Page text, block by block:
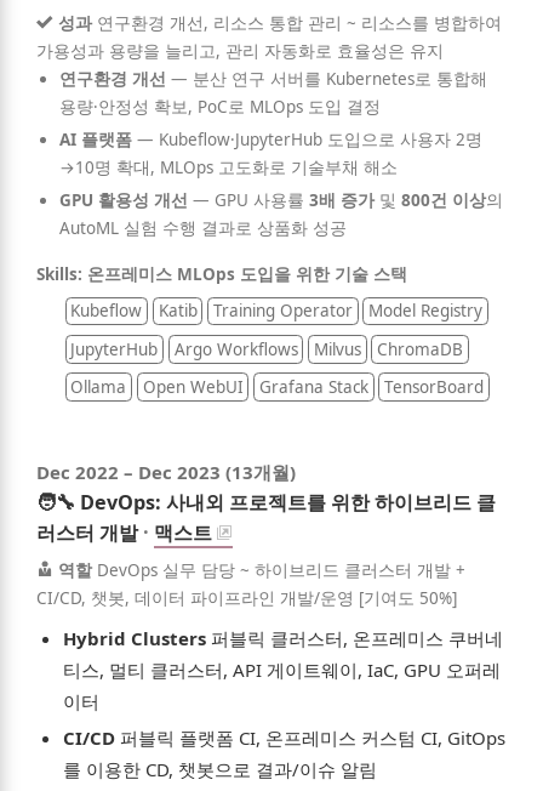
성과 연구환경 개선, 리소스 통합 관리 ~ 리소스를 병합하여
가용성과 용량을 늘리고, 관리 자동화로 효율성은 유지
연구환경 개선 — 분산 연구 서버를 Kubernetes로 통합해
용량·안정성 확보, PoC로 MLOps 도입 결정
AI 플랫폼— Kubeflow·JupyterHub 도입으로 사용자 2명
→10명 확대, MLOps 고도화로 기술부채 해소
GPU 활용성 개선 — GPU 사용률 3배 증가및 800건 이상의
AutoML 실험 수행 결과로 상품화 성공
Skills: 온프레미스 MLOps 도입을 위한 기술 스택
Kubeflow
Katib Training Operator
Model Registry
JupyterHub
Argo Workflows Milvus
ChromaDB
Ollama
Open WebUI Grafana Stack TensorBoard
Dec 2022 – Dec 2023 (13개월)
🧑‍🔧 DevOps: 사내외 프로젝트를 위한 하이브리드 클
러스터 개발 · 맥스트
역할 DevOps 실무 담당 ~ 하이브리드 클러스터 개발 +
CI/CD, 챗봇, 데이터 파이프라인 개발/운영 [기여도 50%]
Hybrid Clusters퍼블릭 클러스터, 온프레미스 쿠버네
티스, 멀티 클러스터, API 게이트웨이, IaC, GPU 오퍼레
이터
CI/CD퍼블릭 플랫폼 CI, 온프레미스 커스텀 CI, GitOps
를 이용한 CD, 챗봇으로 결과/이슈 알림